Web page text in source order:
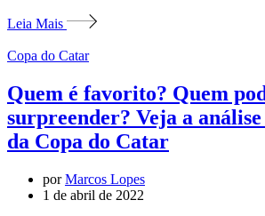
Leia Mais
Copa do Catar
Quem é favorito? Quem
surpreender? Veja a
da Copa do Catar
porMarcos Lopes
1 de abril de 2022